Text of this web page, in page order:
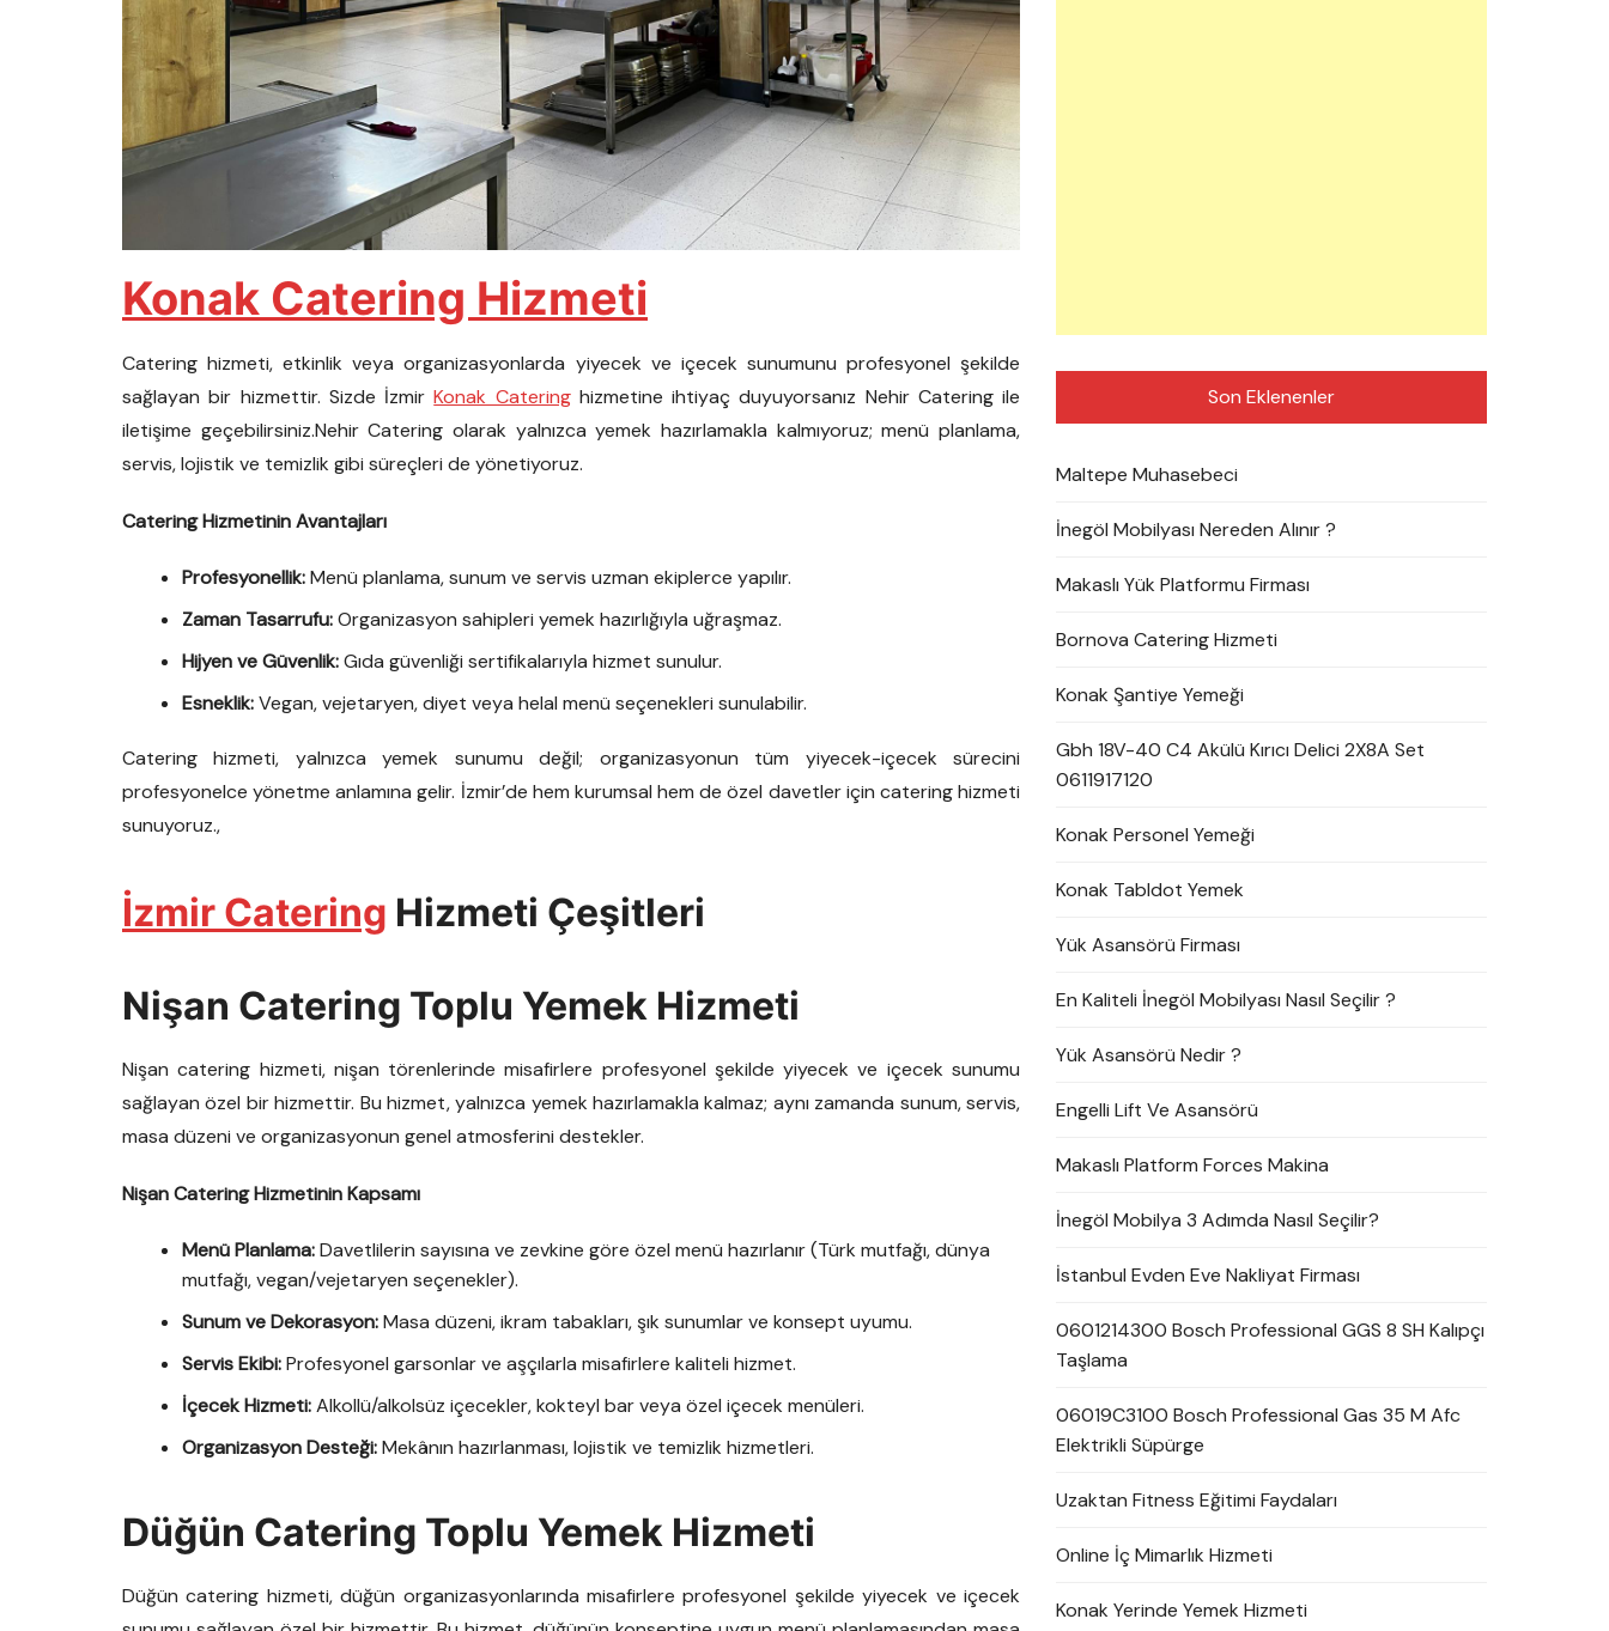
Konak Catering Hizmeti
Catering hizmeti, etkinlik veya organizasyonlarda yiyecek ve içecek sunumunu profesyonel şekilde
sağlayan bir hizmettir. Sizde İzmirKonak Cateringhizmetine ihtiyaç duyuyorsanız Nehir Catering ile
iletişime geçebilirsiniz.Nehir Catering olarak yalnızca yemek hazırlamakla kalmıyoruz; menü planlama,
servis, lojistik ve temizlik gibi süreçleri de yönetiyoruz.
Catering Hizmetinin Avantajları
Profesyonellik:Menü planlama, sunum ve servis uzman ekiplerce yapılır.
Zaman Tasarrufu:Organizasyon sahipleri yemek hazırlığıyla uğraşmaz.
Hijyen ve Güvenlik:Gıda güvenliği sertifikalarıyla hizmet sunulur.
Esneklik:Vegan, vejetaryen, diyet veya helal menü seçenekleri sunulabilir.
Catering hizmeti, yalnızca yemek sunumu değil; organizasyonun tüm yiyecek-içecek sürecini
profesyonelce yönetme anlamına gelir. İzmir’de hem kurumsal hem de özel davetler için catering hizmeti
sunuyoruz.,
İzmir Catering Hizmeti Çeşitleri
Nişan Catering Toplu Yemek Hizmeti
Nişan catering hizmeti, nişan törenlerinde misafirlere profesyonel şekilde yiyecek ve içecek sunumu
sağlayan özel bir hizmettir. Bu hizmet, yalnızca yemek hazırlamakla kalmaz; aynı zamanda sunum, servis,
masa düzeni ve organizasyonun genel atmosferini destekler.
Nişan Catering Hizmetinin Kapsamı
Menü Planlama:Davetlilerin sayısına ve zevkine göre özel menü hazırlanır (Türk mutfağı, dünya
mutfağı, vegan/vejetaryen seçenekler).
Sunum ve Dekorasyon:Masa düzeni, ikram tabakları, şık sunumlar ve konsept uyumu.
Servis Ekibi:Profesyonel garsonlar ve aşçılarla misafirlere kaliteli hizmet.
İçecek Hizmeti:Alkollü/alkolsüz içecekler, kokteyl bar veya özel içecek menüleri.
Organizasyon Desteği:Mekânın hazırlanması, lojistik ve temizlik hizmetleri.
Düğün Catering Toplu Yemek Hizmeti
Düğün catering hizmeti, düğün organizasyonlarında misafirlere profesyonel şekilde yiyecek ve içecek
Son Eklenenler
Maltepe Muhasebeci
İnegöl Mobilyası Nereden Alınır ?
Makaslı Yük Platformu Firması
Bornova Catering Hizmeti
Konak Şantiye Yemeği
Gbh 18V-40 C4 Akülü Kırıcı Delici 2X8A Set
0611917120
Konak Personel Yemeği
Konak Tabldot Yemek
Yük Asansörü Firması
En Kaliteli İnegöl Mobilyası Nasıl Seçilir ?
Yük Asansörü Nedir ?
Engelli Lift Ve Asansörü
Makaslı Platform Forces Makina
İnegöl Mobilya 3 Adımda Nasıl Seçilir?
İstanbul Evden Eve Nakliyat Firması
0601214300 Bosch Professional GGS 8 SH Kalıpçı
Taşlama
06019C3100 Bosch Professional Gas 35 M Afc
Elektrikli Süpürge
Uzaktan Fitness Eğitimi Faydaları
Online İç Mimarlık Hizmeti
Konak Yerinde Yemek Hizmeti